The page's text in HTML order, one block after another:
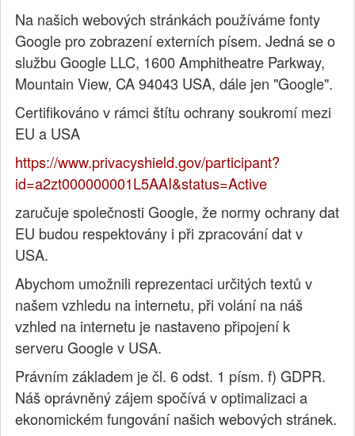
Na našich webových stránkách používáme fonty
Google pro zobrazení externích písem. Jedná se o
službu Google LLC, 1600 Amphitheatre Parkway,
Mountain View, CA 94043 USA, dále jen "Google".
Certifikováno v rámci štítu ochrany soukromí mezi
EU a USA
https://www.privacyshield.gov/participant?
id=a2zt000000001L5AAI&status=Active
zaručuje společnosti Google, že normy ochrany dat
EU budou respektovány i při zpracování dat v
USA.
Abychom umožnili reprezentaci určitých textů v
našem vzhledu na internetu, při volání na náš
vzhled na internetu je nastaveno připojení k
serveru Google v USA.
Právním základem je čl. 6 odst. 1 písm. f) GDPR.
Náš oprávněný zájem spočívá v optimalizaci a
ekonomickém fungování našich webových stránek.